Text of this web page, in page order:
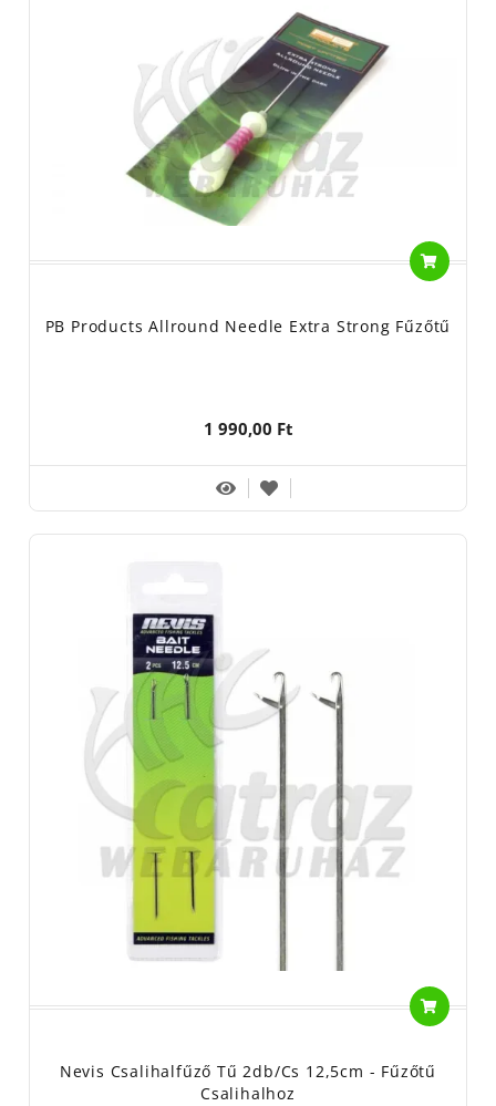
PB Products Allround Needle Extra Strong Fűzőtű
1 990,00 Ft
Nevis Csalihalfűző Tű 2db/cs 12,5cm - Fűzőtű
Csalihalhoz